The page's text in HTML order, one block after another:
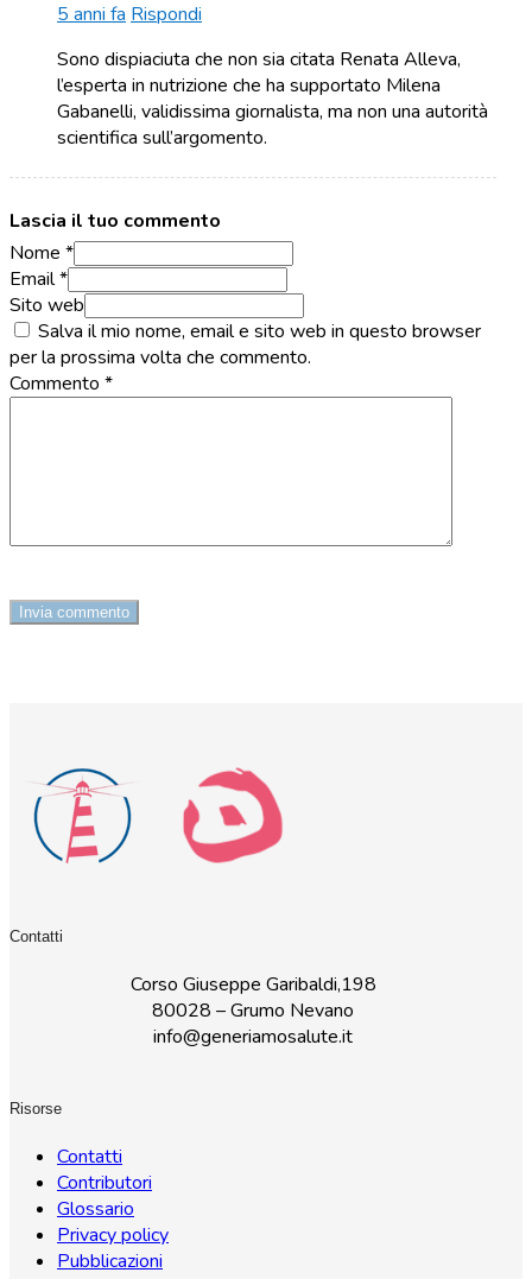
5 anni fa Rispondi
Sono dispiaciuta che non sia citata Renata Alleva,
l’esperta in nutrizione che ha supportato Milena
Gabanelli, validissima giornalista, ma non una autorità
scientifica sull’argomento.
Lascia il tuo commento
Nome *
Email *
Sito web
Salva il mio nome, email e sito web in questo browser
per la prossima volta che commento.
Commento *
Contatti
Corso Giuseppe Garibaldi,198
80028 – Grumo Nevano
info@generiamosalute.it
Risorse
Contatti
Contributori
Glossario
Privacy policy
Pubblicazioni